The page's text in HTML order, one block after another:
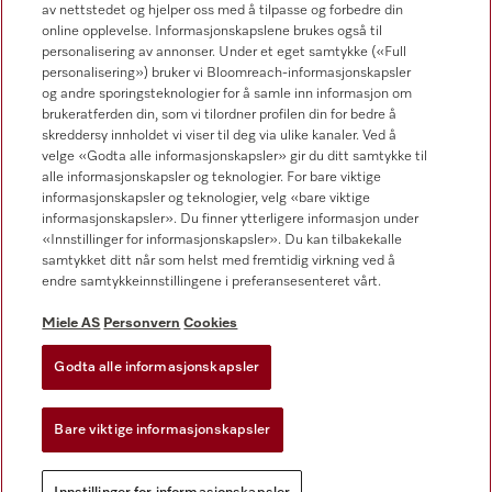
Forhandlersøk
Følg Miele Professional
Personvern
Vilkår for bruk
Vilkår og betingelser
Innstillinger for informasjonskapsler
av nettstedet og hjelper oss med å tilpasse og forbedre din
online opplevelse. Informasjonskapslene brukes også til
personalisering av annonser. Under et eget samtykke («Full
personalisering») bruker vi Bloomreach-informasjonskapsler
og andre sporingsteknologier for å samle inn informasjon om
brukeratferden din, som vi tilordner profilen din for bedre å
skreddersy innholdet vi viser til deg via ulike kanaler. Ved å
velge «Godta alle informasjonskapsler» gir du ditt samtykke til
alle informasjonskapsler og teknologier. For bare viktige
informasjonskapsler og teknologier, velg «bare viktige
informasjonskapsler». Du finner ytterligere informasjon under
«Innstillinger for informasjonskapsler». Du kan tilbakekalle
samtykket ditt når som helst med fremtidig virkning ved å
endre samtykkeinnstillingene i preferansesenteret vårt.
Miele AS Personvern Cookies
Godta alle informasjonskapsler
Bare viktige informasjonskapsler